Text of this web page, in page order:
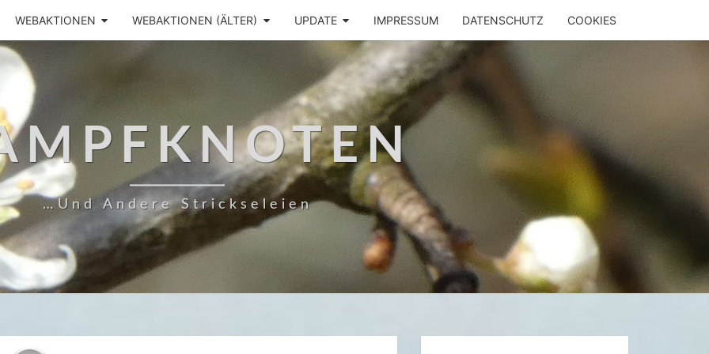
WEBAKTIONEN WEBAKTIONEN (ÄLTER) UPDATE IMPRESSUM DATENSCHUTZ COOKIES
…und Andere Strickseleien